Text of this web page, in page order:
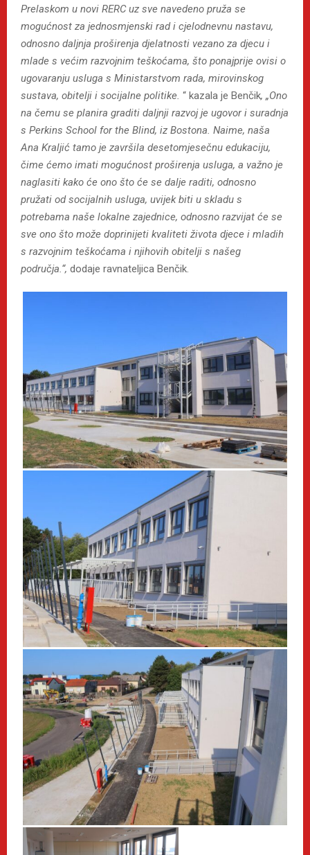
Prelaskom u novi RERC uz sve navedeno pruža se
mogućnost za jednosmjenski rad i cjelodnevnu nastavu,
odnosno daljnja proširenja djelatnosti vezano za djecu i
mlade s većim razvojnim teškoćama, što ponajprije ovisi o
ugovaranju usluga s Ministarstvom rada, mirovinskog
sustava, obitelji i socijalne politike. “ kazala je Benčik, „Ono
na čemu se planira graditi daljnji razvoj je ugovor i suradnja
s Perkins School for the Blind, iz Bostona. Naime, naša
Ana Kraljić tamo je završila desetomjesečnu edukaciju,
čime ćemo imati mogućnost proširenja usluga, a važno je
naglasiti kako će ono što će se dalje raditi, odnosno
pružati od socijalnih usluga, uvijek biti u skladu s
potrebama naše lokalne zajednice, odnosno razvijat će se
sve ono što može doprinijeti kvaliteti života djece i mladih
s razvojnim teškoćama i njihovih obitelji s našeg
područja.“, dodaje ravnateljica Benčik.